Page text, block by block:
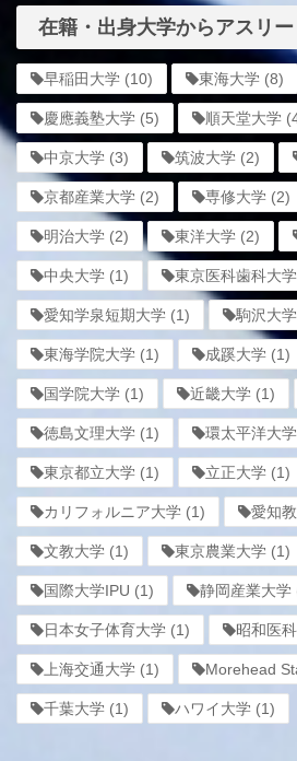
在籍・出身大学からアスリ
早稲田大学 (10) 東海大学 (8)
慶應義塾大学 (5) 順天堂大学
中京大学 (3) 筑波大学 (2)
京都産業大学 (2) 専修大学 (2)
明治大学 (2) 東洋大学 (2)
中央大学 (1) 東京医科歯科大学
愛知学泉短期大学 (1) 駒沢大学
東海学院大学 (1) 成蹊大学 (1)
国学院大学 (1) 近畿大学 (1)
徳島文理大学 (1) 環太平洋大学
東京都立大学 (1) 立正大学 (1)
カリフォルニア大学 (1) 愛知
文教大学 (1) 東京農業大学 (1)
国際大学IPU (1) 静岡産業大学
日本女子体育大学 (1) 昭和医
上海交通大学 (1) Morehead
千葉大学 (1) ハワイ大学 (1)